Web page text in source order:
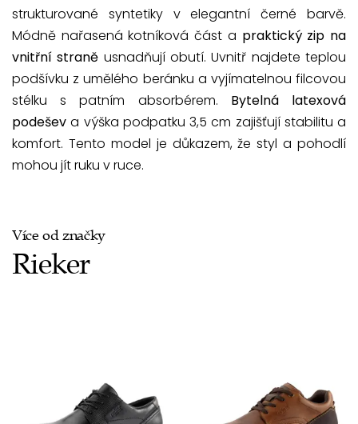
strukturované syntetiky v elegantní černé barvě.
Módně nařasená kotníková část a praktický zip na
vnitřní straně usnadňují obutí. Uvnitř najdete teplou
podšívku z umělého beránku a vyjímatelnou filcovou
stélku s patním absorbérem. Bytelná latexová
podešev a výška podpatku 3,5 cm zajišťují stabilitu a
komfort. Tento model je důkazem, že styl a pohodlí
mohou jít ruku v ruce.
Více od značky
Rieker